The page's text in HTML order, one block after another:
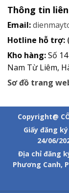
Thông tin
Email:
Hotline hỗ trợ:
Kho hàng:Số
Nam Từ Liêm,
Sơ đồ trang
Copyright@
Giấy đăng
24/06/
Địa chỉ đăng
Phương Canh,